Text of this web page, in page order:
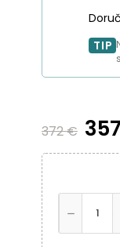
TIP
372 €